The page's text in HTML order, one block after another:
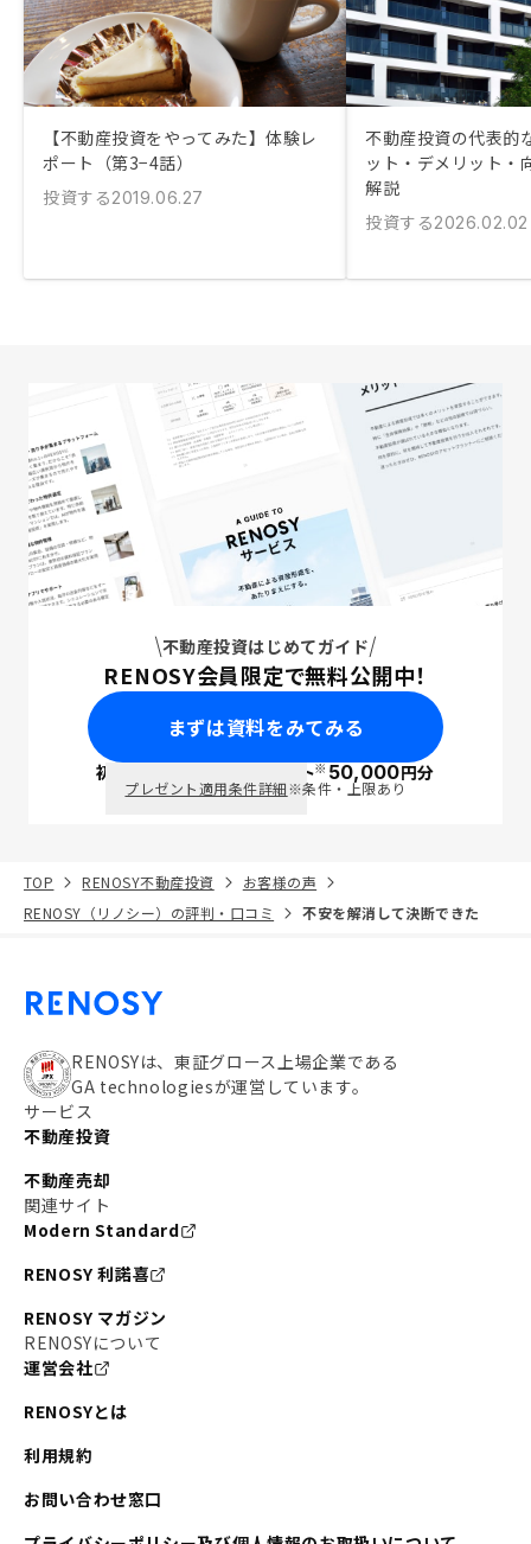
【不動産投資をやってみた】体験レ
ポート（第3−4話）
投資する2019.06.27
不動産投資の代表的
ット・デメリット・
解説
投資する2026.02.02
不動産投資はじめてガイド
RENOSY会員限定で無料公開中！
まずは資料をみてみる
初回面談で ポイント※50,000円分
プレゼント適用条件詳細※条件・上限あり
TOP RENOSY不動産投資
お客様の声
RENOSY（リノシー）の評判・口コミ
不安を解消して決断できた
RENOSYは、東証グロース上場企業である
GA technologiesが運営しています。
サービス
不動産投資
不動産売却
関連サイト
Modern Standard
RENOSY 利諾喜
RENOSY マガジン
RENOSYについて
運営会社
RENOSYとは
利用規約
お問い合わせ窓口